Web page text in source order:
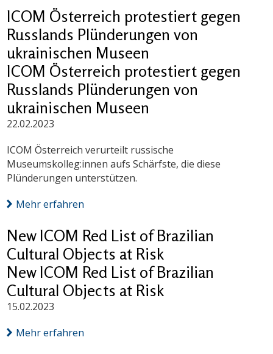
ICOM Österreich protestiert gegen
Russlands Plünderungen von
ukrainischen Museen
ICOM Österreich protestiert gegen
Russlands Plünderungen von
ukrainischen Museen
22.02.2023
ICOM Österreich verurteilt russische
Museumskolleg:innen aufs Schärfste, die diese
Plünderungen unterstützen.
Mehr erfahren
New ICOM Red List of Brazilian
Cultural Objects at Risk
New ICOM Red List of Brazilian
Cultural Objects at Risk
15.02.2023
Mehr erfahren